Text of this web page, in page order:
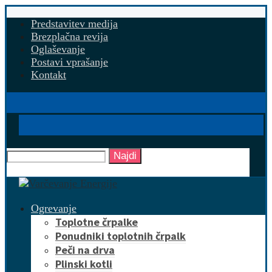
Predstavitev medija
Brezplačna revija
Oglaševanje
Postavi vprašanje
Kontakt
Najdi
Ogrevanje
Toplotne črpalke
Ponudniki toplotnih črpalk
Peči na drva
Plinski kotli